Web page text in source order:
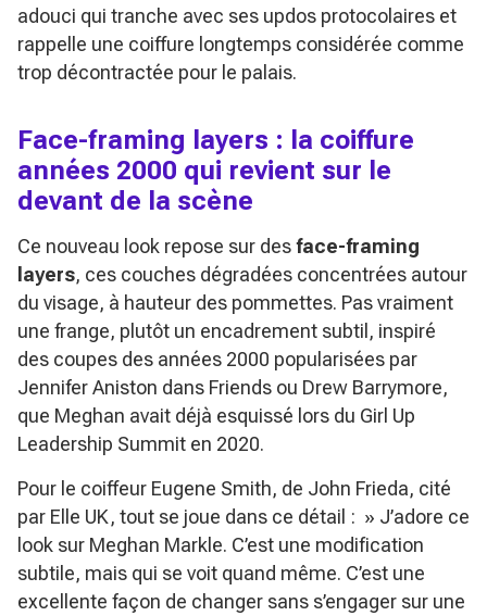
adouci qui tranche avec ses updos protocolaires et
rappelle une coiffure longtemps considérée comme
trop décontractée pour le palais.
Face-framing layers : la coiffure
années 2000 qui revient sur le
devant de la scène
Ce nouveau look repose sur desface-framing
layers, ces couches dégradées concentrées autour
du visage, à hauteur des pommettes. Pas vraiment
une frange, plutôt un encadrement subtil, inspiré
des coupes des années 2000 popularisées par
Jennifer Aniston dans Friends ou Drew Barrymore,
que Meghan avait déjà esquissé lors du Girl Up
Leadership Summit en 2020.
Pour le coiffeur Eugene Smith, de John Frieda, cité
par Elle UK, tout se joue dans ce détail : » J’adore ce
look sur Meghan Markle. C’est une modification
subtile, mais qui se voit quand même. C’est une
excellente façon de changer sans s’engager sur une